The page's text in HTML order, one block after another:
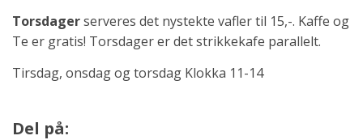
Torsdagerserveres det nystekte vafler til 15,-. Kaffe og
Te er gratis! Torsdager er det strikkekafe parallelt.
Tirsdag, onsdag og torsdag Klokka 11-14
Del på: